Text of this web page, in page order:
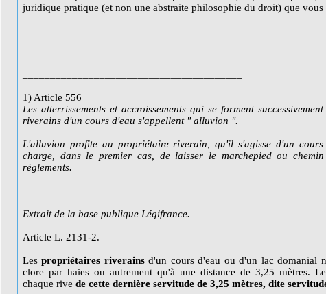
juridique pratique (et non une abstraite philosophie du droit) que
1) Article 556
Les atterrissements et accroissements qui se forment
riverains d'un cours d'eau s'appellent " alluvion ".
L'alluvion profite au propriétaire riverain, qu'il s'agisse d'un
charge, dans le premier cas, de laisser le marchepied ou
règlements.
Extrait de la base publique Légifrance.
Article L. 2131-2.
Lespropriétaires riverainsd'un cours d'eau ou d'un lac domanial
clore par haies ou autrement qu'à une distance de 3,25 mètres.
chaque rive de cette dernière servitude de 3,25 mètres, dite